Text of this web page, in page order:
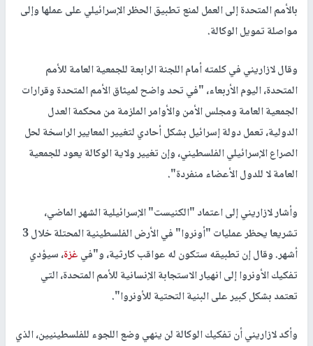
بالأمم المتحدة إلى العمل لمنع تطبيق الحظر الإسرائيلي على عملها وإلى
مواصلة تمويل الوكالة.
وقال لازاريني في كلمته أمام اللجنة الرابعة للجمعية العامة للأمم
المتحدة، اليوم الأربعاء، "في تحد واضح لميثاق الأمم المتحدة وقرارات
الجمعية العامة ومجلس الأمن والأوامر الملزمة من محكمة العدل
الدولية، تعمل دولة إسرائيل بشكل أحادي لتغيير المعايير الراسخة لحل
الصراع الإسرائيلي الفلسطيني، وإن تغيير ولاية الوكالة يعود للجمعية
العامة لا للدول الأعضاء منفردة".
وأشار لازاريني إلى اعتماد "الكنيست" الإسرائيلية الشهر الماضي،
تشريعا يحظر عمليات "أونروا" في الأرض الفلسطينية المحتلة خلال 3
أشهر. وقال إن تطبيقه ستكون له عواقب كارثية، و"فيغزة، سيؤدي
تفكيك الأونروا إلى انهيار الاستجابة الإنسانية للأمم المتحدة، التي
تعتمد بشكل كبير على البنية التحتية للأونروا".
وأكد لازاريني أن تفكيك الوكالة لن ينهي وضع اللجوء للفلسطينيين، الذي